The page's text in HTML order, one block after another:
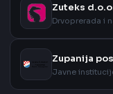
Zuteks
Drvoprerada i
Zupanija
Javne